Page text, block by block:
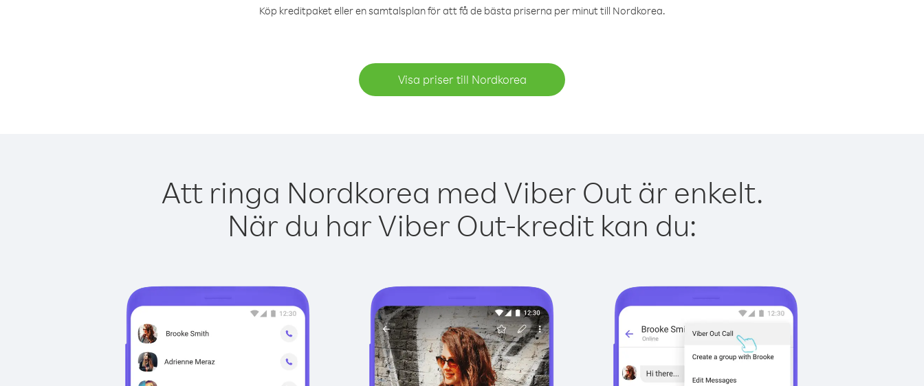
Köp kreditpaket eller en samtalsplan för att få de bästa priserna per minut till Nordkorea.
Visa priser till Nordkorea
Att ringa Nordkorea med Viber Out är enkelt.
När du har Viber Out-kredit kan du: